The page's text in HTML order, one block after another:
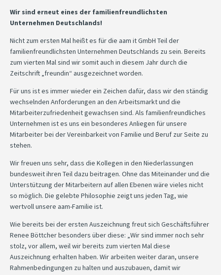
Wir sind erneut eines der familienfreundlichsten
Unternehmen Deutschlands!
Nicht zum ersten Mal heißt es für die aam it GmbH Teil der
familienfreundlichsten Unternehmen Deutschlands zu sein. Bereits
zum vierten Mal sind wir somit auch in diesem Jahr durch die
Zeitschrift „freundin“ ausgezeichnet worden.
Für uns ist es immer wieder ein Zeichen dafür, dass wir den ständig
wechselnden Anforderungen an den Arbeitsmarkt und die
Mitarbeiterzufriedenheit gewachsen sind. Als familienfreundliches
Unternehmen ist es uns ein besonderes Anliegen für unsere
Mitarbeiter bei der Vereinbarkeit von Familie und Beruf zur Seite zu
stehen.
Wir freuen uns sehr, dass die Kollegen in den Niederlassungen
bundesweit ihren Teil dazu beitragen. Ohne das Miteinander und die
Unterstützung der Mitarbeitern auf allen Ebenen wäre vieles nicht
so möglich. Die gelebte Philosophie zeigt uns jeden Tag, wie
wertvoll unsere aam-Familie ist.
Wie bereits bei der ersten Auszeichnung freut sich Geschäftsführer
Renee Böttcher besonders über diese: „Wir sind immer noch sehr
stolz, vor allem, weil wir bereits zum vierten Mal diese
Auszeichnung erhalten haben. Wir arbeiten weiter daran, unsere
Rahmenbedingungen zu halten und auszubauen, damit wir